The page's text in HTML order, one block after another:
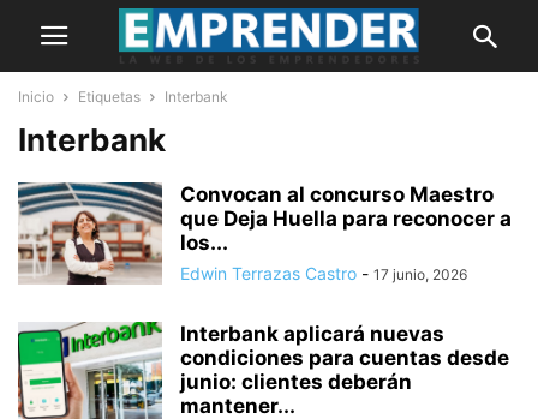
Inicio Etiquetas Interbank
Interbank
Convocan al concurso Maestro
que Deja Huella para reconocer a
los...
Edwin Terrazas Castro - 17 junio, 2026
Interbank aplicará nuevas
condiciones para cuentas desde
junio: clientes deberán
mantener...